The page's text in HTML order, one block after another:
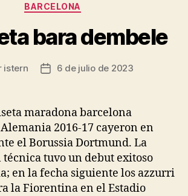
Categorías
BARCELONA
bara dembele
istern
Fecha
entrada
6 de julio de 2023
2016-17 cayeron en
el Borussia Dortmund. La
tuvo un debut exitoso
en la fecha siguiente los azzurri
la Fiorentina en el Estadio